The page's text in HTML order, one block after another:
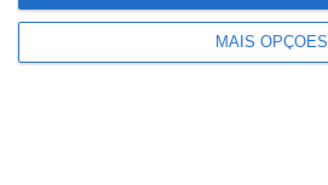
MAIS OPÇÕES